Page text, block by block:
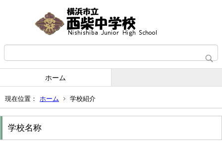
ホーム
現在位置： ホーム 学校紹介
学校名称